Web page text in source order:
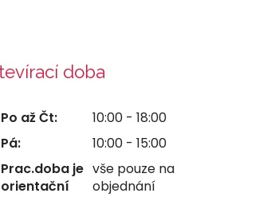
doba
Po až Čt:
10:00 - 18:00
Pá:
10:00 - 15:00
Prac.doba je
orientační
vše pouze na
objednání